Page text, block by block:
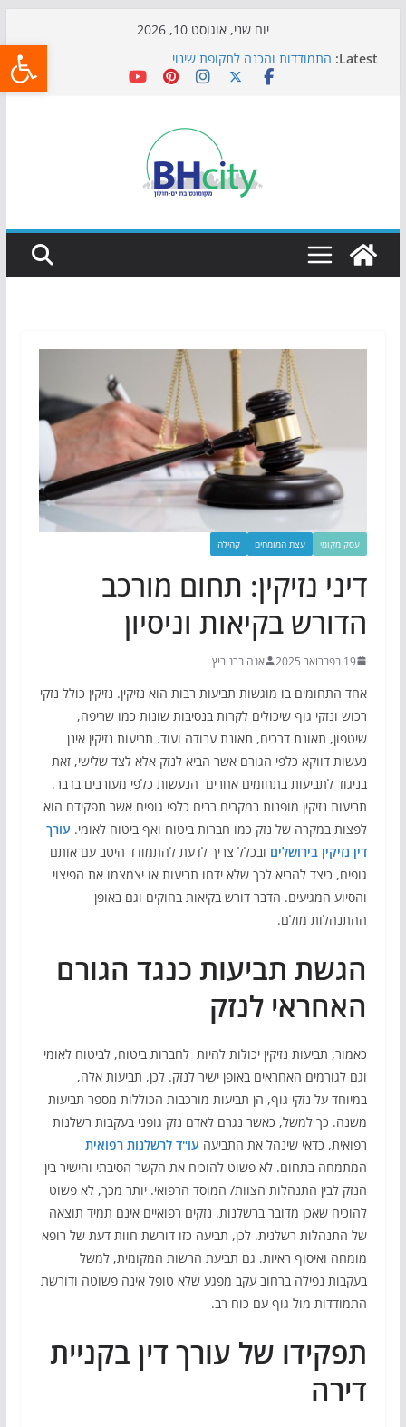
יום שני, אוגוסט 10, 2026
Latest: התמודדות והכנה לתקופת שינוי
אי ההרפתקאות ממשיך לכבוש את הגינות: מאות משפחות
כדורגל באווירה מיוחדת: הקרנת גמר המונדיאל בטרמינל
הקיץ של בני הנוער בבת־ים: חוף הריביירה הופך למרחב
בטוח בשעות הערב
עסק מקומי עצת המומחים קהילה
דיני נזיקין: תחום מורכב
הדורש בקיאות וניסיון
19 בפברואר 2025 אנה ברנוביץ
אחד התחומים בו מוגשות תביעות רבות הוא נזיקין. נזיקין כולל נזקי
רכוש ונזקי גוף שיכולים לקרות בנסיבות שונות כמו שריפה,
שיטפון, תאונת דרכים, תאונת עבודה ועוד. תביעות נזיקין אינן
נעשות דווקא כלפי הגורם אשר הביא לנזק אלא לצד שלישי, זאת
בניגוד לתביעות בתחומים אחרים הנעשות כלפי מעורבים בדבר.
תביעות נזיקין מופנות במקרים רבים כלפי גופים אשר תפקידם הוא
לפצות במקרה של נזק כמו חברות ביטוח ואף ביטוח לאומי. עורך
דין נזיקין בירושלים ובכלל צריך לדעת להתמודד היטב עם אותם
גופים, כיצד להביא לכך שלא ידחו תביעות או יצמצמו את הפיצוי
והסיוע המגיעים. הדבר דורש בקיאות בחוקים וגם באופן
ההתנהלות מולם.
הגשת תביעות כנגד הגורם
האחראי לנזק
כאמור, תביעות נזיקין יכולות להיות לחברות ביטוח, לביטוח לאומי
וגם לגורמים האחראים באופן ישיר לנזק. לכן, תביעות אלה,
במיוחד על נזקי גוף, הן תביעות מורכבות הכוללות מספר תביעות
משנה. כך למשל, כאשר נגרם לאדם נזק גופני בעקבות רשלנות
רפואית, כדאי שינהל את התביעה עו"ד לרשלנות רפואית
המתמחה בתחום. לא פשוט להוכיח את הקשר הסיבתי והישיר בין
הנזק לבין התנהלות הצוות/ המוסד הרפואי. יותר מכך, לא פשוט
להוכיח שאכן מדובר ברשלנות. נזקים רפואיים אינם תמיד תוצאה
של התנהלות רשלנית. לכן, תביעה כזו דורשת חוות דעת של רופא
מומחה ואיסוף ראיות. גם תביעת הרשות המקומית, למשל
בעקבות נפילה ברחוב עקב מפגע שלא טופל אינה פשוטה ודורשת
התמודדות מול גוף עם כוח רב.
תפקידו של עורך דין בקניית
דירה